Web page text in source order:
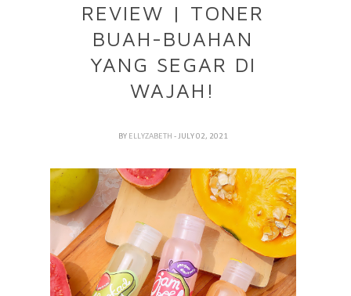
REVIEW | TONER
BUAH-BUAHAN
YANG SEGAR DI
WAJAH!
BY ELLYZABETH - JULY 02, 2021